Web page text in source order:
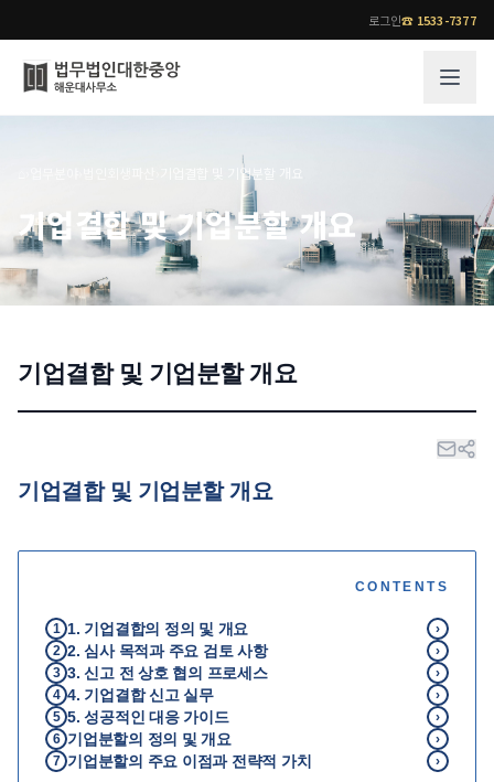
로그인☎ 1533-7377
법무법인 대한중앙의 강점
오시는 길
성공사례
기업 인사이트
사례분석/최신동향
업무분야 전문 변호사
소식/자료
법률서식
뉴스레터/브로슈어
기업결합 및 기업분할 개요
기업결합 및 기업분할 개요
기업결합 및 기업분할 개요
기업결합 및 기업분할 개요
CONTENTS
1 1. 기업결합의 정의 및 개요
›
2 2. 심사 목적과 주요 검토 사항
›
3 3. 신고 전 상호 협의 프로세스
›
4 4. 기업결합 신고 실무
›
5 5. 성공적인 대응 가이드
›
6 기업분할의 정의 및 개요
›
7 기업분할의 주요 이점과 전략적 가치 ›